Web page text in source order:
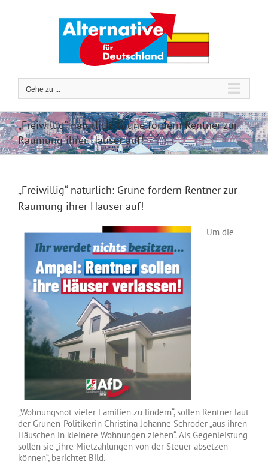
Gehe zu ...
„Freiwillig“ natürlich: Grüne fordern Rentner zur
Räumung ihrer Häuser auf!
„Freiwillig“ natürlich: Grüne fordern Rentner zur
Räumung ihrer Häuser auf!
Um die
„Wohnungsnot vieler Familien zu lindern“, sollen Rentner laut
der Grünen-Politikerin Christina-Johanne Schröder „aus ihren
Häuschen in kleinere Wohnungen ziehen“. Als Gegenleistung
sollen sie „ihre Mietzahlungen von der Steuer absetzen
können“, berichtet Bild.